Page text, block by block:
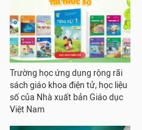
Trường học ứng dụng rộng rãi
sách giáo khoa điện tử, học liệu
số của Nhà xuất bản Giáo dục
Việt Nam